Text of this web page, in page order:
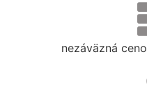
nezáväzná